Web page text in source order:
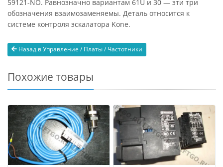
59121-NO. Равнозначно вариантам 61U и 30 — эти три
обозначения взаимозаменяемы. Деталь относится к
системе контроля эскалатора Kone.
Назад в Управление / Платы / Частотники
Похожие товары